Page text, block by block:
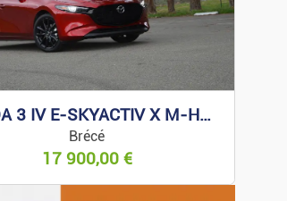
MAZDA 3 IV E-SKYACTIV X M-HYBRID 186 EXCLUSIVE
Brécé
17 900,00 €